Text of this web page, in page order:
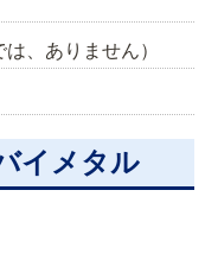
、ありません）
イメタル